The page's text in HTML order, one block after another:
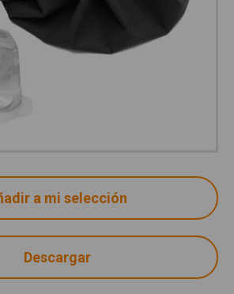
Descargar